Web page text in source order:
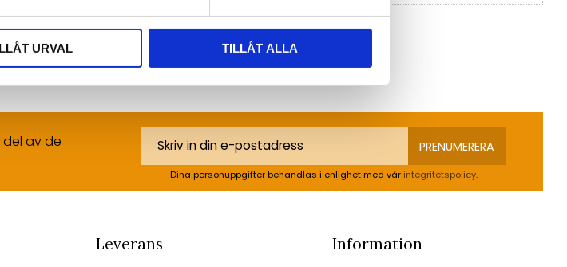
URVAL TILLÅT ALLA
Bli den första att lämna ett omdöme.
av de
PRENUMERERA
Dina personuppgifter behandlas i enlighet med vår integritetspolicy.
Leverans Information